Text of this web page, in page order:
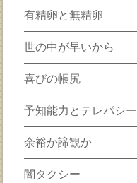
有精卵と無精卵
世の中が早いから
喜びの帳尻
予知能力とテレパシー
余裕か諦観か
闇タクシー